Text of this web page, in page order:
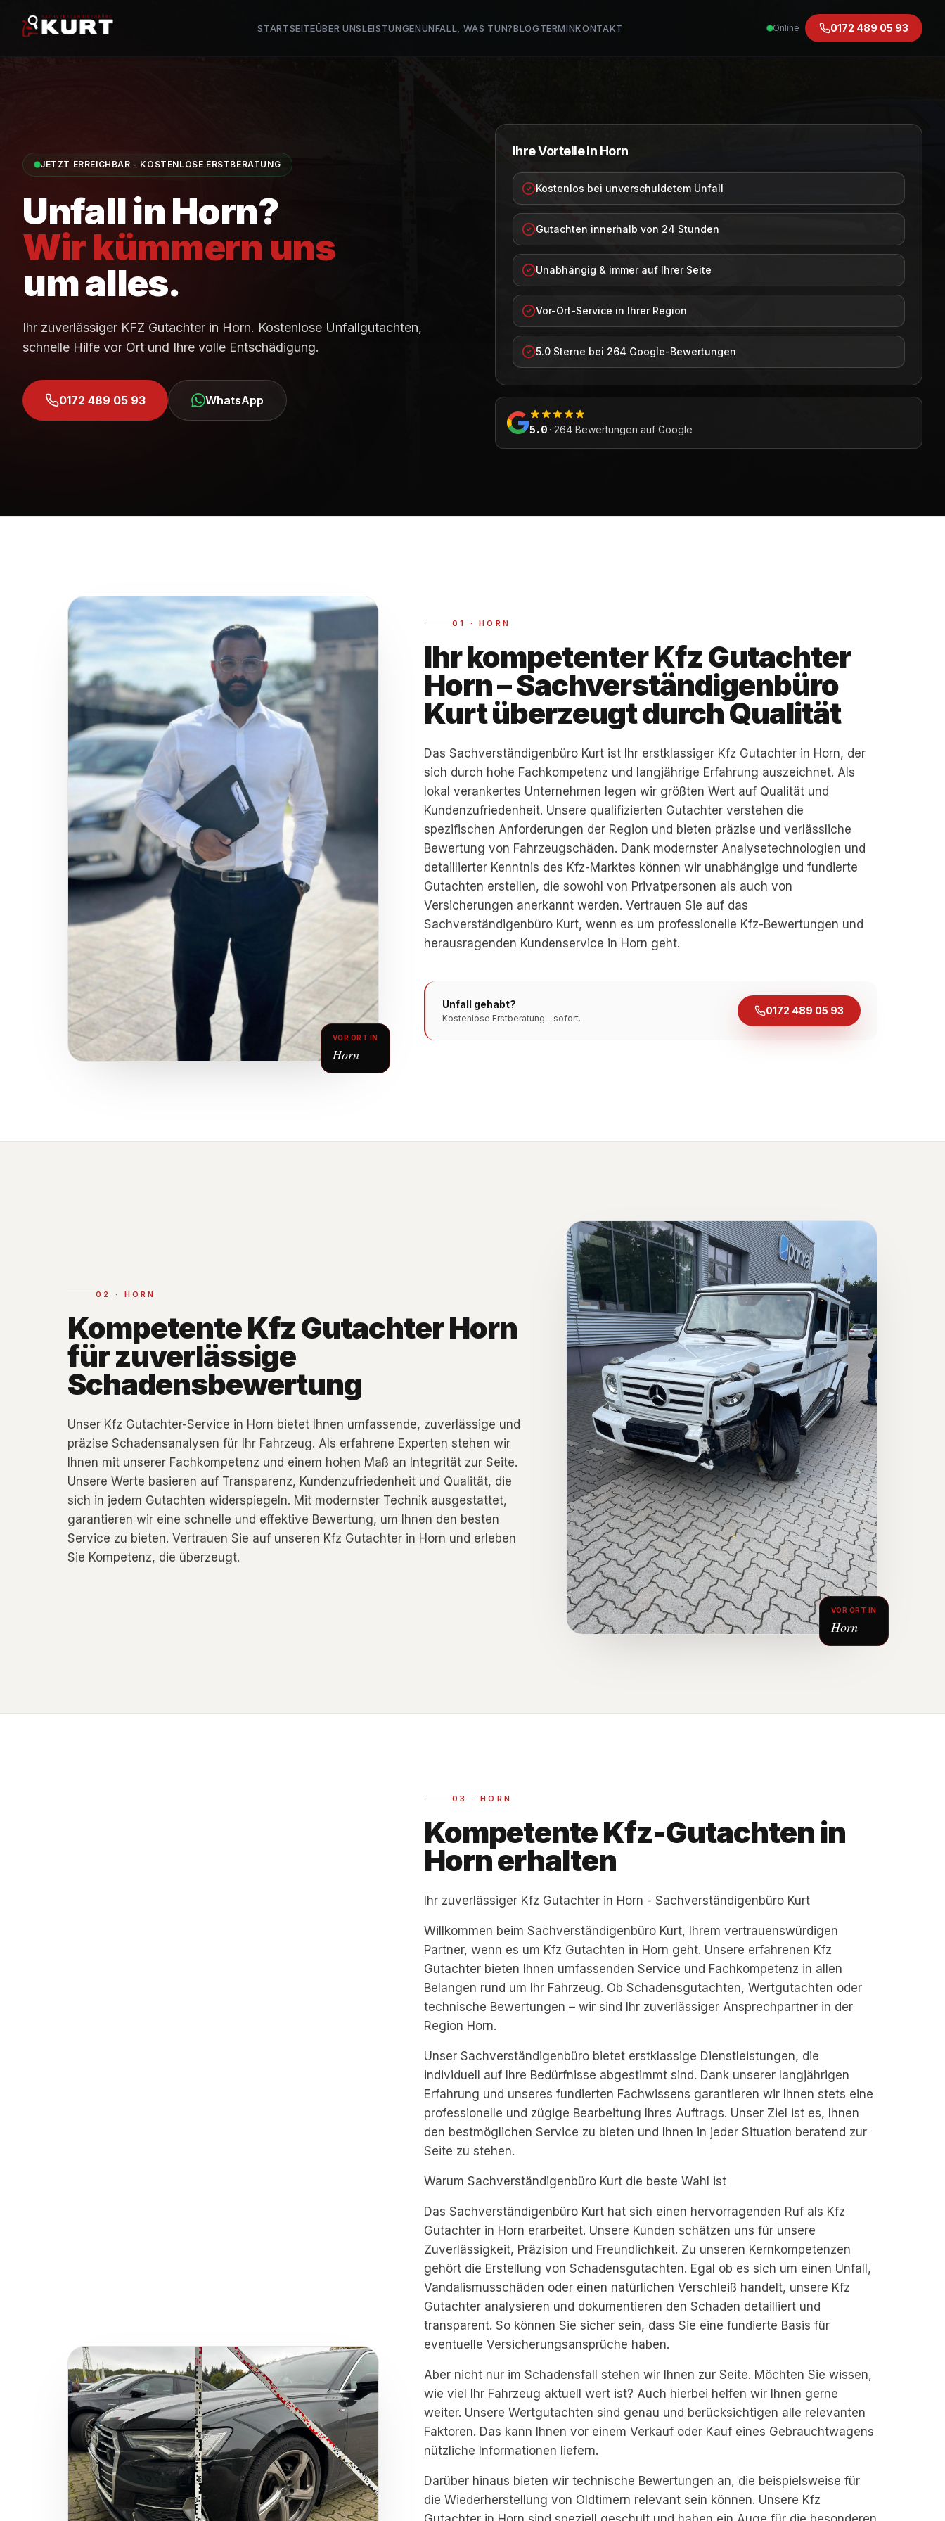
STARTSEITEÜBER UNSLEISTUNGENUNFALL, WAS TUN?BLOGTERMINKONTAKT Online 0172 489 05 93
JETZT ERREICHBAR - KOSTENLOSE ERSTBERATUNG
Unfall inHorn?
Wir kümmern uns
um alles.
Ihr zuverlässiger KFZ Gutachter in Horn. Kostenlose Unfallgutachten,
schnelle Hilfe vor Ort und Ihre volle Entschädigung.
0172 489 05 93 WhatsApp
Ihre Vorteile in Horn
Kostenlos bei unverschuldetem Unfall
Gutachten innerhalb von 24 Stunden
Unabhängig & immer auf Ihrer Seite
Vor-Ort-Service in Ihrer Region
5.0 Sterne bei 264 Google-Bewertungen
5.0· 264 Bewertungen auf Google
VOR ORT IN
Horn
01 ·HORN
Ihr kompetenter Kfz Gutachter
Horn – Sachverständigenbüro
Kurt überzeugt durch Qualität
Das Sachverständigenbüro Kurt ist Ihr erstklassiger Kfz Gutachter in Horn, der
sich durch hohe Fachkompetenz und langjährige Erfahrung auszeichnet. Als
lokal verankertes Unternehmen legen wir größten Wert auf Qualität und
Kundenzufriedenheit. Unsere qualifizierten Gutachter verstehen die
spezifischen Anforderungen der Region und bieten präzise und verlässliche
Bewertung von Fahrzeugschäden. Dank modernster Analysetechnologien und
detaillierter Kenntnis des Kfz-Marktes können wir unabhängige und fundierte
Gutachten erstellen, die sowohl von Privatpersonen als auch von
Versicherungen anerkannt werden. Vertrauen Sie auf das
Sachverständigenbüro Kurt, wenn es um professionelle Kfz-Bewertungen und
herausragenden Kundenservice in Horn geht.
Unfall gehabt?
Kostenlose Erstberatung - sofort.
0172 489 05 93
VOR ORT IN
Horn
02 · HORN
Kompetente Kfz Gutachter Horn
für zuverlässige
Schadensbewertung
Unser Kfz Gutachter-Service in Horn bietet Ihnen umfassende, zuverlässige und
präzise Schadensanalysen für Ihr Fahrzeug. Als erfahrene Experten stehen wir
Ihnen mit unserer Fachkompetenz und einem hohen Maß an Integrität zur Seite.
Unsere Werte basieren auf Transparenz, Kundenzufriedenheit und Qualität, die
sich in jedem Gutachten widerspiegeln. Mit modernster Technik ausgestattet,
garantieren wir eine schnelle und effektive Bewertung, um Ihnen den besten
Service zu bieten. Vertrauen Sie auf unseren Kfz Gutachter in Horn und erleben
Sie Kompetenz, die überzeugt.
03 ·HORN
Kompetente Kfz-Gutachten in
Horn erhalten
Ihr zuverlässiger Kfz Gutachter in Horn - Sachverständigenbüro Kurt
Willkommen beim Sachverständigenbüro Kurt, Ihrem vertrauenswürdigen
Partner, wenn es um Kfz Gutachten in Horn geht. Unsere erfahrenen Kfz
Gutachter bieten Ihnen umfassenden Service und Fachkompetenz in allen
Belangen rund um Ihr Fahrzeug. Ob Schadensgutachten, Wertgutachten oder
technische Bewertungen – wir sind Ihr zuverlässiger Ansprechpartner in der
Region Horn.
Unser Sachverständigenbüro bietet erstklassige Dienstleistungen, die
individuell auf Ihre Bedürfnisse abgestimmt sind. Dank unserer langjährigen
Erfahrung und unseres fundierten Fachwissens garantieren wir Ihnen stets eine
professionelle und zügige Bearbeitung Ihres Auftrags. Unser Ziel ist es, Ihnen
den bestmöglichen Service zu bieten und Ihnen in jeder Situation beratend zur
Seite zu stehen.
Warum Sachverständigenbüro Kurt die beste Wahl ist
Das Sachverständigenbüro Kurt hat sich einen hervorragenden Ruf als Kfz
Gutachter in Horn erarbeitet. Unsere Kunden schätzen uns für unsere
Zuverlässigkeit, Präzision und Freundlichkeit. Zu unseren Kernkompetenzen
gehört die Erstellung von Schadensgutachten. Egal ob es sich um einen Unfall,
Vandalismusschäden oder einen natürlichen Verschleiß handelt, unsere Kfz
Gutachter analysieren und dokumentieren den Schaden detailliert und
transparent. So können Sie sicher sein, dass Sie eine fundierte Basis für
eventuelle Versicherungsansprüche haben.
Aber nicht nur im Schadensfall stehen wir Ihnen zur Seite. Möchten Sie wissen,
wie viel Ihr Fahrzeug aktuell wert ist? Auch hierbei helfen wir Ihnen gerne
weiter. Unsere Wertgutachten sind genau und berücksichtigen alle relevanten
Faktoren. Das kann Ihnen vor einem Verkauf oder Kauf eines Gebrauchtwagens
nützliche Informationen liefern.
Darüber hinaus bieten wir technische Bewertungen an, die beispielsweise für
die Wiederherstellung von Oldtimern relevant sein können. Unsere Kfz